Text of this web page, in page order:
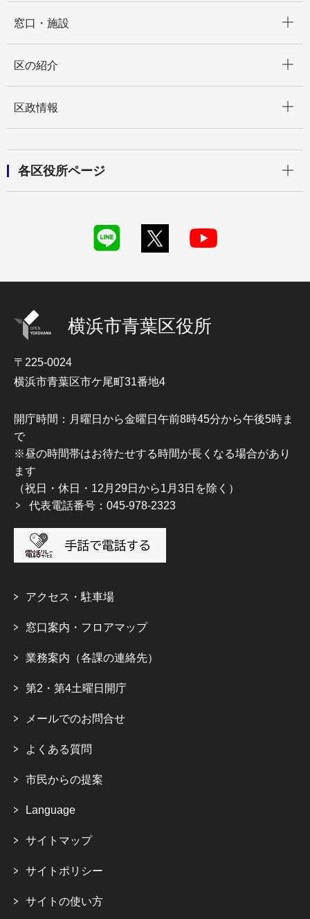
窓口・施設
区の紹介
区政情報
各区役所ページ
横浜市青葉区役所
〒225-0024
横浜市青葉区市ケ尾町31番地4
開庁時間：月曜日から金曜日午前8時45分から午後5時ま
で
※昼の時間帯はお待たせする時間が長くなる場合があり
ます
（祝日・休日・12月29日から1月3日を除く）
代表電話番号：045-978-2323
アクセス・駐車場
窓口案内・フロアマップ
業務案内（各課の連絡先）
第2・第4土曜日開庁
メールでのお問合せ
よくある質問
市民からの提案
Language
サイトマップ
サイトポリシー
サイトの使い方